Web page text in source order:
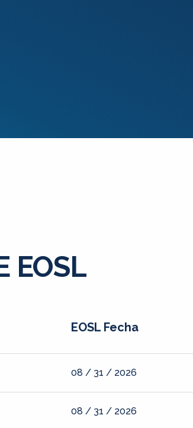
EOSL
EOSL Fecha
08 / 31 / 2026
08 / 31 / 2026